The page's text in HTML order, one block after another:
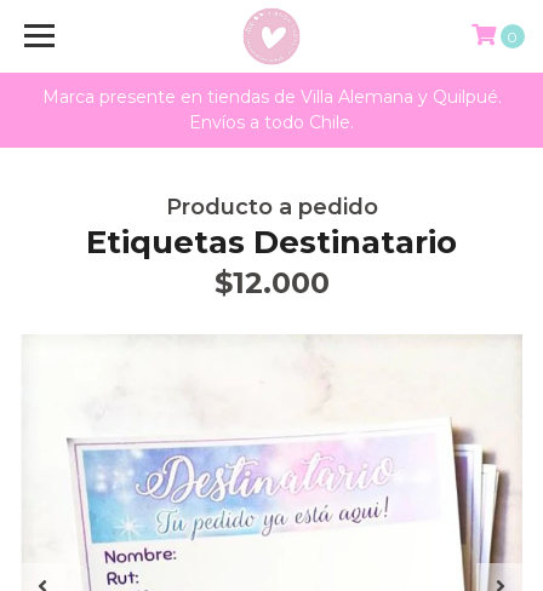
Marca presente en tiendas de Villa Alemana y Quilpué.
Envíos a todo Chile.
0
Producto a pedido
Etiquetas Destinatario
$12.000